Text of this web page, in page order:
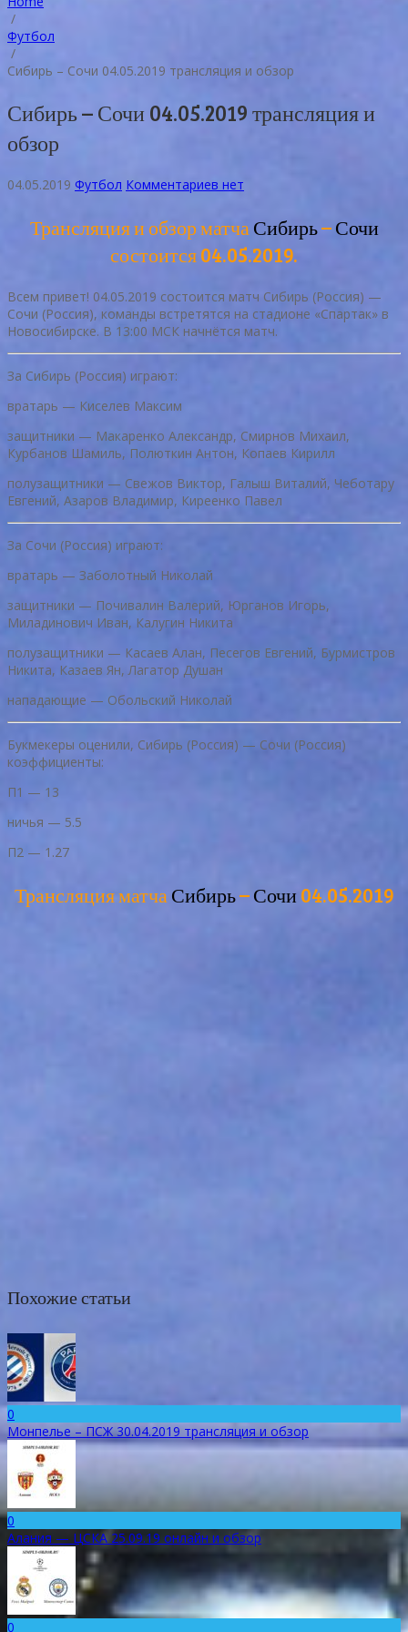
/
Футбол
/
Сибирь – Сочи 04.05.2019 трансляция и обзор
Сибирь – Сочи 04.05.2019 трансляция и
обзор
04.05.2019 Футбол Комментариев нет
Трансляция и обзор матчаСибирь–Сочи
состоится 04.05.2019.
Всем привет! 04.05.2019 состоится матч Сибирь (Россия) —
Сочи (Россия), команды встретятся на стадионе «Спартак» в
Новосибирске. В 13:00 МСК начнётся матч.
За Сибирь (Россия) играют:
вратарь — Киселев Максим
защитники — Макаренко Александр, Смирнов Михаил,
Курбанов Шамиль, Полюткин Антон, Копаев Кирилл
полузащитники — Свежов Виктор, Галыш Виталий, Чеботару
Евгений, Азаров Владимир, Киреенко Павел
За Сочи (Россия) играют:
вратарь — Заболотный Николай
защитники — Почивалин Валерий, Юрганов Игорь,
Миладинович Иван, Калугин Никита
полузащитники — Касаев Алан, Песегов Евгений, Бурмистров
Никита, Казаев Ян, Лагатор Душан
нападающие — Обольский Николай
Букмекеры оценили, Сибирь (Россия) — Сочи (Россия)
коэффициенты:
П1 — 13
ничья — 5.5
П2 — 1.27
Трансляция матчаСибирь–Сочи04.05.2019
Похожие статьи
0
Монпелье – ПСЖ 30.04.2019 трансляция и обзор
0
Алания — ЦСКА 25.09.19 онлайн и обзор
0